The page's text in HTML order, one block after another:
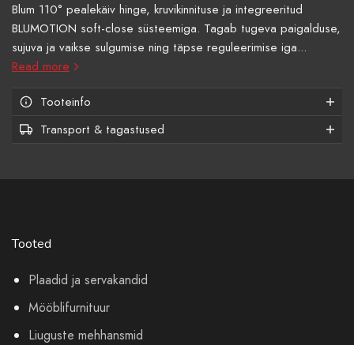
Blum 110° pealekäiv hinge, kruvikinnituse ja integreeritud
BLUMOTION soft-close süsteemiga. Tagab tugeva paigalduse,
sujuva ja vaikse sulgumise ning täpse reguleerimise iga...
Read more
Tooteinfo
Transport & tagastused
Tooted
Plaadid ja servakandid
Mööblifurnituur
Liuguste mehhansmid